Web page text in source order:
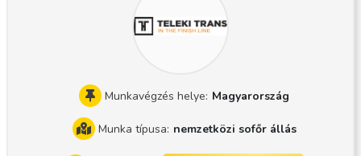
on Ihnen zu hören und Sie bei einem persönliochen Gespräc
Munkavégzés helye: Magyarország
Munka típusa: nemzetközi sofőr állás